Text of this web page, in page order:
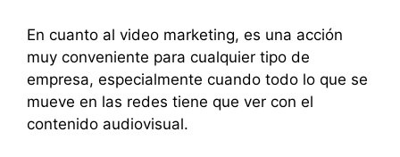
En cuanto al video marketing, es una acción
muy conveniente para cualquier tipo de
empresa, especialmente cuando todo lo que se
mueve en las redes tiene que ver con el
contenido audiovisual.